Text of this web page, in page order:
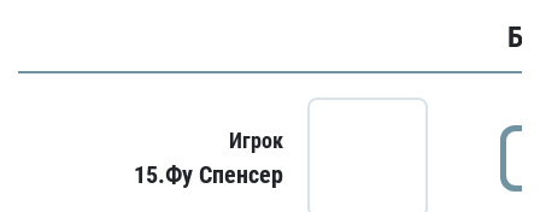
Игрок
15.Фу Спенсер